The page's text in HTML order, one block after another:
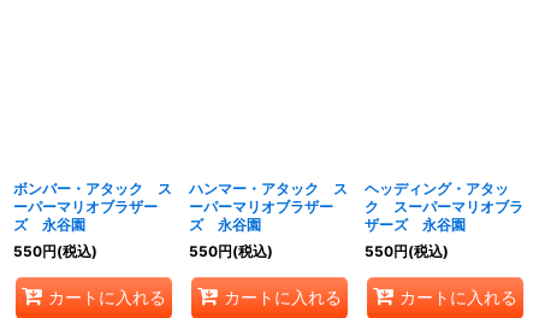
絞り込む
ボンバー・アタック ス
ーパーマリオブラザー
ズ 永谷園
550円(税込)
カートに入れる
ハンマー・アタック ス
ーパーマリオブラザー
ズ 永谷園
550円(税込)
カートに入れる
ヘッディング・アタッ
ク スーパーマリオブラ
ザーズ 永谷園
550円(税込)
カートに入れる